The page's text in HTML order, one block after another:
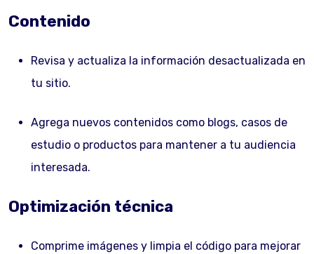
Contenido
Revisa y actualiza la información desactualizada en
tu sitio.
Agrega nuevos contenidos como blogs, casos de
estudio o productos para mantener a tu audiencia
interesada.
Optimización técnica
Comprime imágenes y limpia el código para mejorar